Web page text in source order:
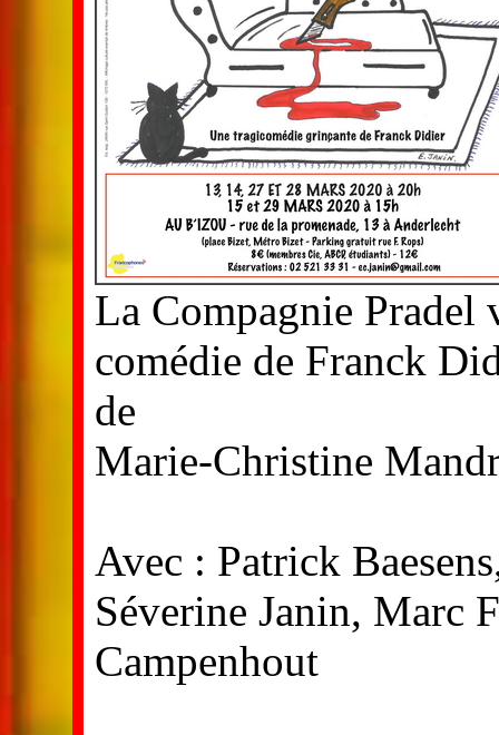
La Compagnie
comédie de Franck
de
Marie-Christine
Avec : Patrick
Séverine Janin, Marc
Campenhout